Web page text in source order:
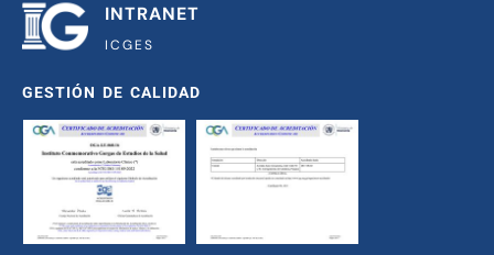
INTRANET
ICGES
GESTIÓN DE CALIDAD